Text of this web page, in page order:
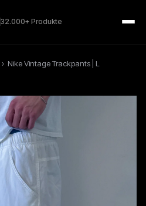
32.000+ Produkte
› Nike Vintage Trackpants | L